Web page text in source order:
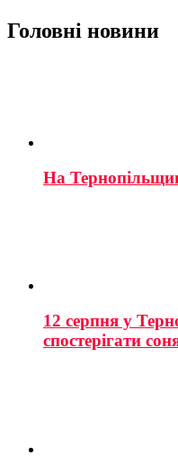
Головні новини
На
12 серпня у
спостерігати